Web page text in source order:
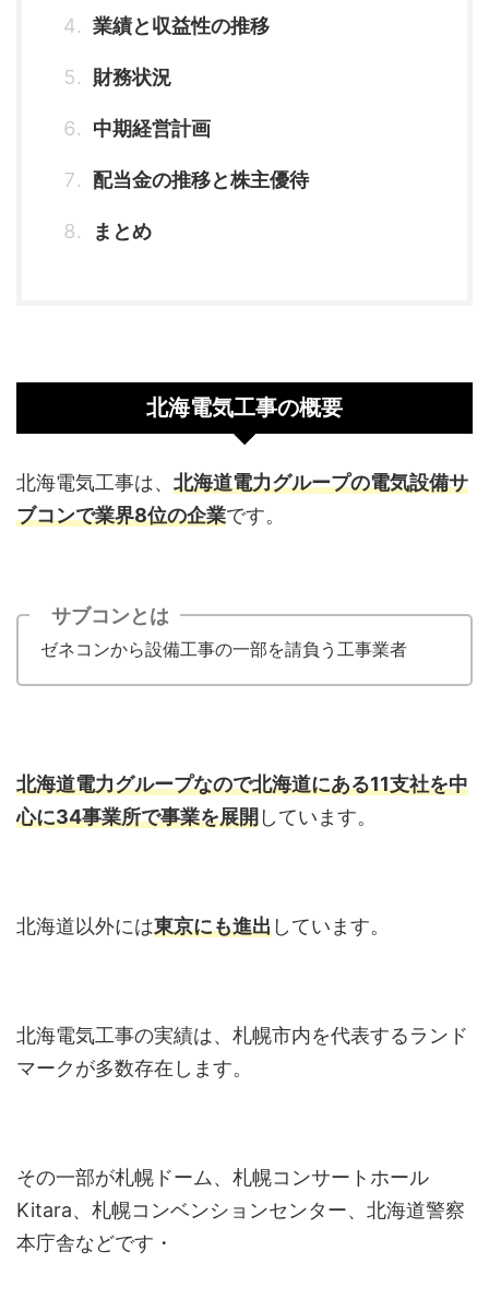
業績と収益性の推移
財務状況
中期経営計画
配当金の推移と株主優待
まとめ
北海電気工事の概要
北海電気工事は、 北海道電力グループの電気設備サ
ブコンで業界8位の企業です。
サブコンとは
ゼネコンから設備工事の一部を請負う工事業者
北海道電力グループなので北海道にある11支社を中
心に34事業所で事業を展開しています。
北海道以外には東京にも進出しています。
北海電気工事の実績は、札幌市内を代表するランド
マークが多数存在します。
その一部が札幌ドーム、札幌コンサートホール
Kitara、札幌コンベンションセンター、北海道警察
本庁舎などです・